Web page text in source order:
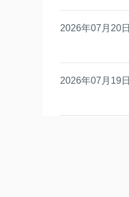
2026年07月20
2026年07月19